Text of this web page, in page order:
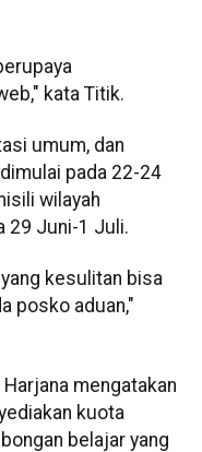
kata Titik.
umum, dan
pada 22-24
wilayah
29 Juni-1 Juli.
kesulitan bisa
posko aduan,"
mengatakan
kuota
belajar yang